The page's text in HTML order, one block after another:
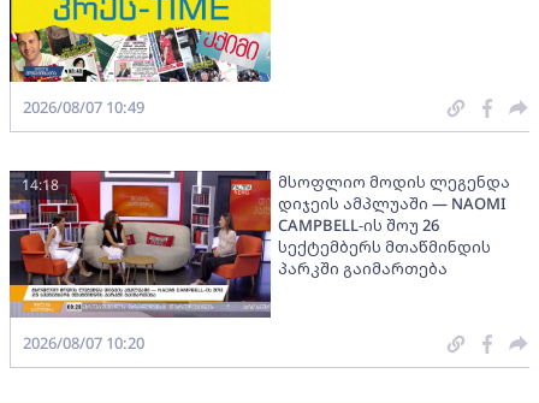
2026/08/07 10:49
მსოფლიო მოდის ლეგენდა
დიჯეის ამპლუაში — NAOMI
CAMPBELL-ის შოუ 26
სექტემბერს მთაწმინდის
პარკში გაიმართება
14:18
2026/08/07 10:20